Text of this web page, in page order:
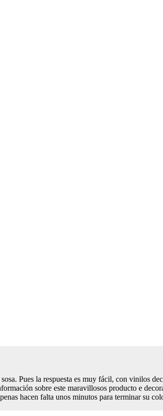
Pues la respuesta es muy fácil, con vinilos
sobre este maravillosos producto e
hacen falta unos minutos para terminar su